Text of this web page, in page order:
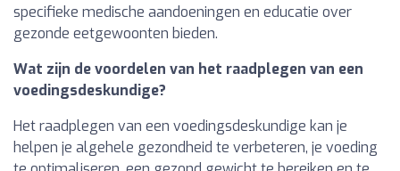
specifieke medische aandoeningen en educatie over
gezonde eetgewoonten bieden.
Wat zijn de voordelen van het raadplegen van een
voedingsdeskundige?
Het raadplegen van een voedingsdeskundige kan je
helpen je algehele gezondheid te verbeteren, je voeding